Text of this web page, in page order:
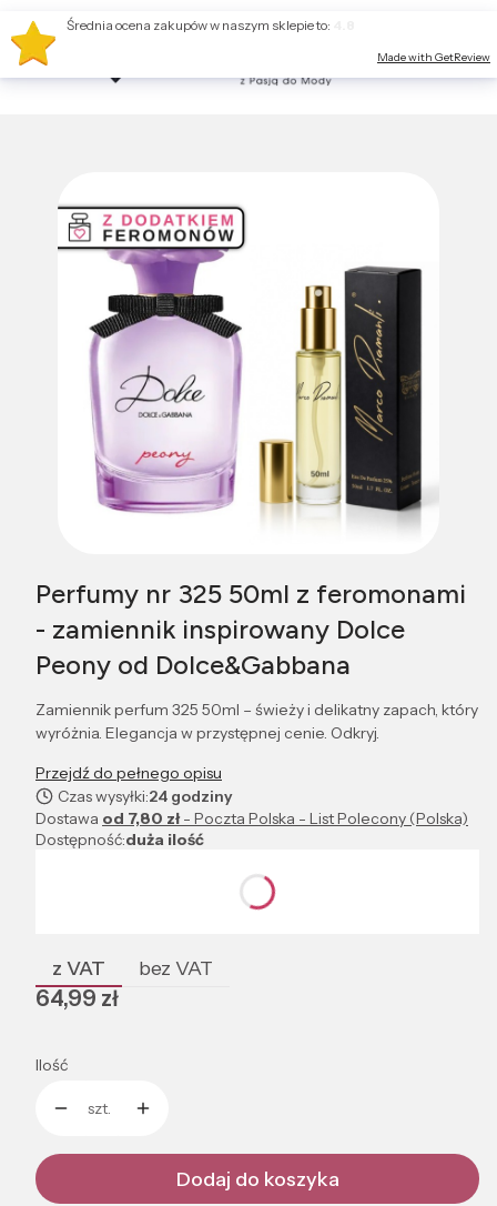
Perfumy nr 325 50ml z feromonami
- zamiennik inspirowany Dolce
Peony od Dolce&Gabbana
Zamiennik perfum 325 50ml – świeży i delikatny zapach, który
wyróżnia. Elegancja w przystępnej cenie. Odkryj.
Przejdź do pełnego opisu
Czas wysyłki:24 godziny
Dostawa od 7,80 zł- Poczta Polska - List Polecony (Polska)
Dostępność:duża ilość
Poszczególne warianty mogą różnić się ceną
z VAT bez VAT
Cena
64,99 zł
Ilość
szt.
Dodaj do koszyka
Średnia ocena zakupów w naszym sklepie to:
Made with GetReview